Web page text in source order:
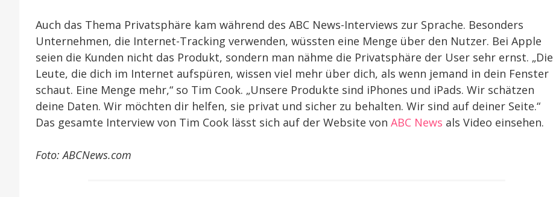
Auch das Thema Privatsphäre kam während des ABC News-Interviews zur Sprache. Besonders
Unternehmen, die Internet-Tracking verwenden, wüssten eine Menge über den Nutzer. Bei Apple
seien die Kunden nicht das Produkt, sondern man nähme die Privatsphäre der User sehr ernst. „Die
Leute, die dich im Internet aufspüren, wissen viel mehr über dich, als wenn jemand in dein Fenster
schaut. Eine Menge mehr,“ so Tim Cook. „Unsere Produkte sind iPhones und iPads. Wir schätzen
deine Daten. Wir möchten dir helfen, sie privat und sicher zu behalten. Wir sind auf deiner Seite.“
Das gesamte Interview von Tim Cook lässt sich auf der Website von ABC News als Video einsehen.
Foto: ABCNews.com